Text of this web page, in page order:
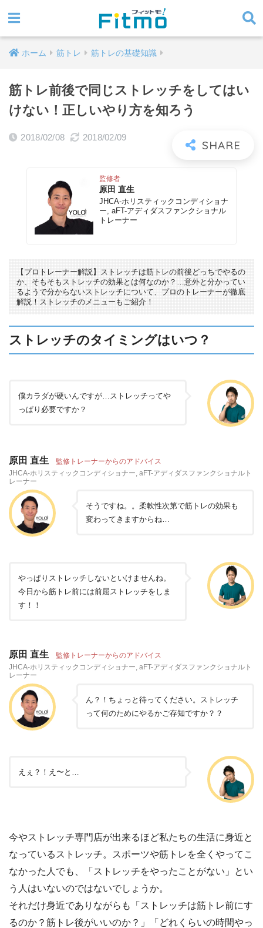
ホーム 筋トレ 筋トレの基礎知識
筋トレ前後で同じストレッチをしてはい
けない！正しいやり方を知ろう
2018/02/08 2018/02/09
監修者
原田 直生
JHCA-ホリスティックコンディショナ
ー, aFT-アディダスファンクショナル
トレーナー
【プロトレーナー解説】ストレッチは筋トレの前後どっちでやるの
か、そもそもストレッチの効果とは何なのか？…意外と分かってい
るようで分からないストレッチについて、プロのトレーナーが徹底
解説！ストレッチのメニューもご紹介！
ストレッチのタイミングはいつ？
僕カラダが硬いんですが…ストレッチってや
っぱり必要ですか？
原田 直生 監修トレーナーからのアドバイス
JHCA-ホリスティックコンディショナー, aFT-アディダスファンクショナルト
レーナー
そうですね。。柔軟性次第で筋トレの効果も
変わってきますからね…
やっぱりストレッチしないといけませんね。
今日から筋トレ前には前屈ストレッチをしま
す！！
原田 直生 監修トレーナーからのアドバイス
JHCA-ホリスティックコンディショナー, aFT-アディダスファンクショナルト
レーナー
ん？！ちょっと待ってください。ストレッチ
って何のためにやるかご存知ですか？？
えぇ？！え〜と…
今やストレッチ専門店が出来るほど私たちの生活に身近と
なっているストレッチ。スポーツや筋トレを全くやってこ
なかった人でも、「ストレッチをやったことがない」とい
う人はいないのではないでしょうか。
それだけ身近でありながらも「ストレッチは筋トレ前にす
るのか？筋トレ後がいいのか？」「どれくらいの時間やっ